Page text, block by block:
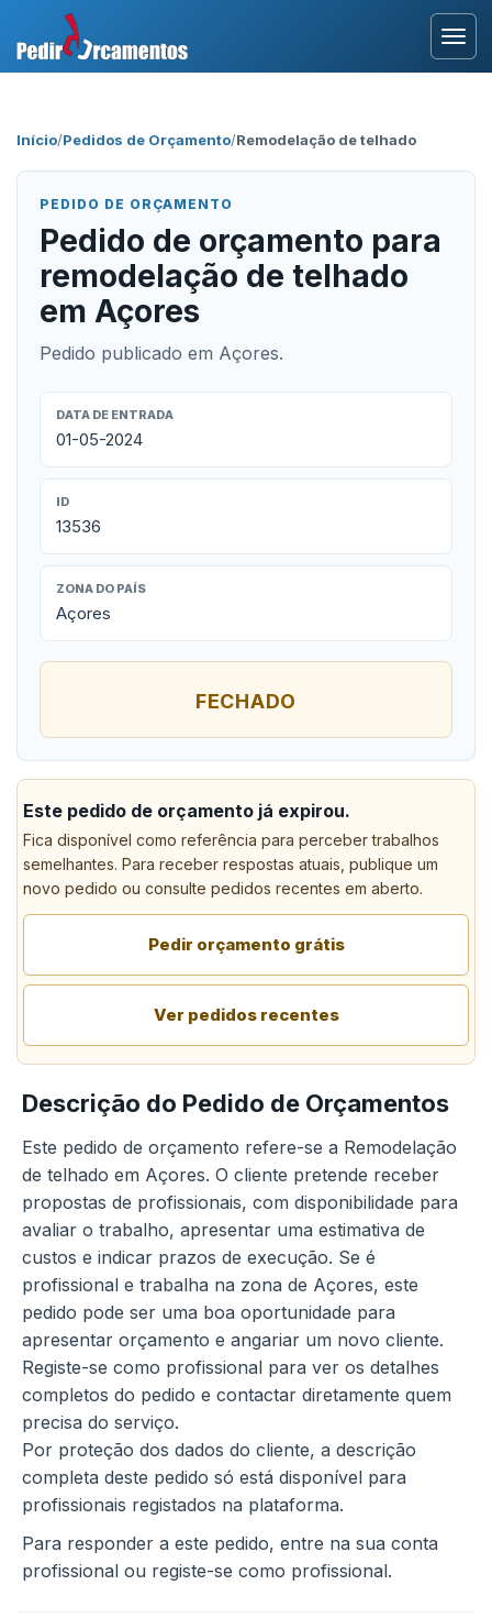
Início/Pedidos de Orçamento/Remodelação de telhado
PEDIDO DE ORÇAMENTO
Pedido de orçamento para
remodelação de telhado
em Açores
Pedido publicado em Açores.
DATA DE ENTRADA
01-05-2024
ID
13536
ZONA DO PAÍS
Açores
FECHADO
Este pedido de orçamento já expirou.
Fica disponível como referência para perceber trabalhos
semelhantes. Para receber respostas atuais, publique um
novo pedido ou consulte pedidos recentes em aberto.
Pedir orçamento grátis
Ver pedidos recentes
Descrição do Pedido de Orçamentos
Este pedido de orçamento refere-se a Remodelação
de telhado em Açores. O cliente pretende receber
propostas de profissionais, com disponibilidade para
avaliar o trabalho, apresentar uma estimativa de
custos e indicar prazos de execução. Se é
profissional e trabalha na zona de Açores, este
pedido pode ser uma boa oportunidade para
apresentar orçamento e angariar um novo cliente.
Registe-se como profissional para ver os detalhes
completos do pedido e contactar diretamente quem
precisa do serviço.
Por proteção dos dados do cliente, a descrição
completa deste pedido só está disponível para
profissionais registados na plataforma.
Para responder a este pedido, entre na sua conta
profissional ou registe-se como profissional.
Área Profissional
Como Funciona?
Testemunhos